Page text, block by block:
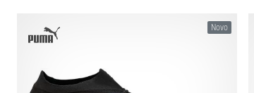
40 40½ 41 42 42½ 43 44 44½ 45 45½ Novo